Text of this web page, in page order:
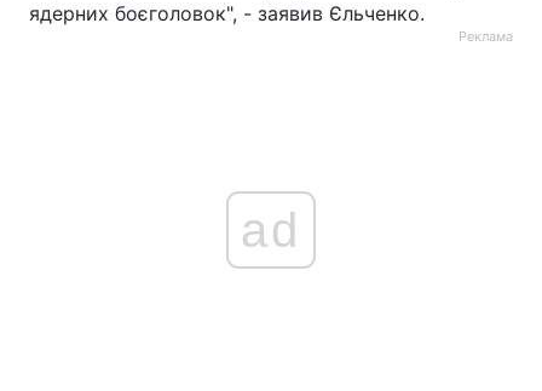
ядерних боєголовок", - заявив Єльченко.
Реклама
ad